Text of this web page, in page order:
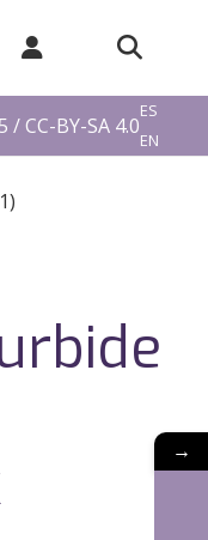
/ CC-BY-SA 4.0
ES
EN
→